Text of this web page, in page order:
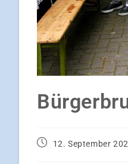
12. September